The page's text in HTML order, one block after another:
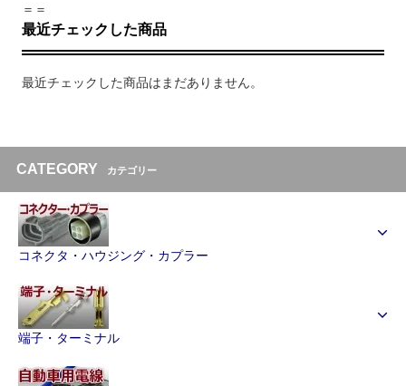
＝＝
最近チェックした商品
最近チェックした商品はまだありません。
CATEGORY カテゴリー
コネクタ・ハウジング・カプラー
端子・ターミナル